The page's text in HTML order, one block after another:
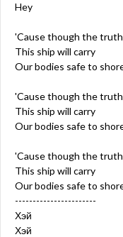
Hey
'Cause though the truth
This ship will carry
Our bodies safe to
'Cause though the truth
This ship will carry
Our bodies safe to
'Cause though the truth
This ship will carry
Our bodies safe to
-----------------------
Хэй
Хэй